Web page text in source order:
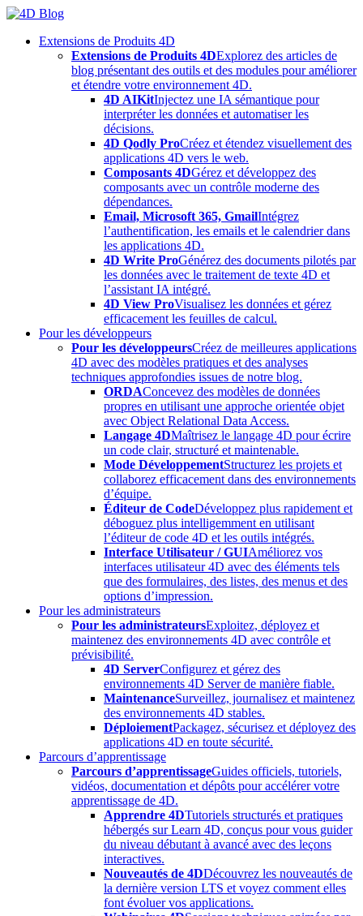
Skip
contentExtensions de Produits 4D
Extensions de Produits 4DExplorez des articles de
blog présentant des outils et des modules pour améliorer
et étendre votre environnement 4D.
4D AIKitInjectez une IA sémantique pour
interpréter les données et automatiser les
décisions.
4D Qodly ProCréez et étendez visuellement des
applications 4D vers le web.
Composants 4DGérez et développez des
composants avec un contrôle moderne des
dépendances.
Email, Microsoft 365, GmailIntégrez
l’authentification, les emails et le calendrier dans
les applications 4D.
4D Write ProGénérez des documents pilotés par
les données avec le traitement de texte 4D et
l’assistant IA intégré.
4D View ProVisualisez les données et gérez
efficacement les feuilles de calcul.
Pour les développeurs
Pour les développeursCréez de meilleures applications
4D avec des modèles pratiques et des analyses
techniques approfondies issues de notre blog.
ORDAConcevez des modèles de données
propres en utilisant une approche orientée objet
avec Object Relational Data Access.
Langage 4DMaîtrisez le langage 4D pour écrire
un code clair, structuré et maintenable.
Mode DéveloppementStructurez les projets et
collaborez efficacement dans des environnements
d’équipe.
Éditeur de CodeDéveloppez plus rapidement et
déboguez plus intelligemment en utilisant
l’éditeur de code 4D et les outils intégrés.
Interface Utilisateur / GUIAméliorez vos
interfaces utilisateur 4D avec des éléments tels
que des formulaires, des listes, des menus et des
options d’impression.
Pour les administrateurs
Pour les administrateursExploitez, déployez et
maintenez des environnements 4D avec contrôle et
prévisibilité.
4D ServerConfigurez et gérez des
environnements 4D Server de manière fiable.
MaintenanceSurveillez, journalisez et maintenez
des environnements 4D stables.
DéploiementPackagez, sécurisez et déployez des
applications 4D en toute sécurité.
Parcours d’apprentissage
Parcours d’apprentissageGuides officiels, tutoriels,
vidéos, documentation et dépôts pour accélérer votre
apprentissage de 4D.
Apprendre 4DTutoriels structurés et pratiques
hébergés sur Learn 4D, conçus pour vous guider
du niveau débutant à avancé avec des leçons
interactives.
Nouveautés de 4DDécouvrez les nouveautés de
la dernière version LTS et voyez comment elles
font évoluer vos applications.